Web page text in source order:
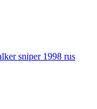
sniper 1998 rus